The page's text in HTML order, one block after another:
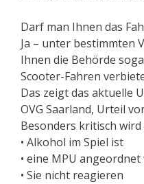
Darf man Ihnen das
Ja – unter bestimmten
Ihnen die Behörde
Scooter-Fahren
Das zeigt das aktuelle
OVG Saarland, Urteil
Besonders kritisch wird
• Alkohol im Spiel ist
• eine MPU angeordnet
• Sie nicht reagieren